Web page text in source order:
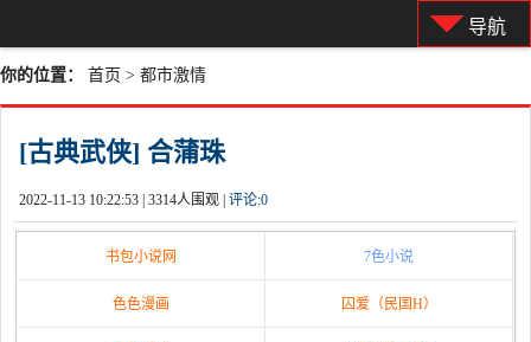
导航
你的位置： 首页 > 都市激情
[古典武侠] 合蒲珠
2022-11-13 10:22:53 | 3314人围观 | 评论:0
书包小说网 7色小说
色色漫画 囚爱（民国H）